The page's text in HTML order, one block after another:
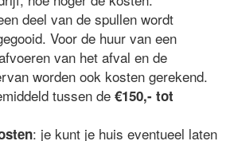
deel van de spullen wordt
Voor de huur van een
van het afval en de
worden ook kosten gerekend.
tussen de€150,- tot
: je kunt je huis eventueel laten